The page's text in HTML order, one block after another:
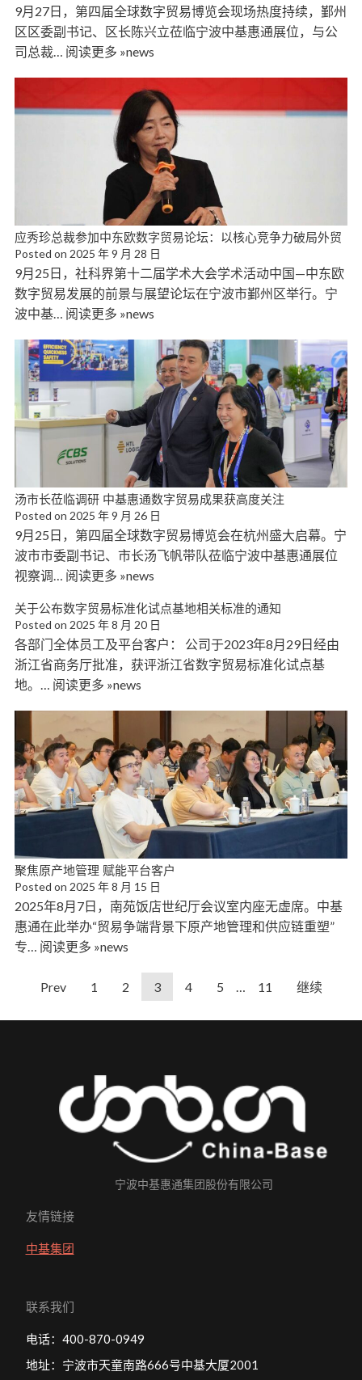
9月27日，第四届全球数字贸易博览会现场热度持续，鄞州
区区委副书记、区长陈兴立莅临宁波中基惠通展位，与公
司总裁… 阅读更多 »news
应秀珍总裁参加中东欧数字贸易论坛：以核心竞争力破局外贸
Posted on 2025 年 9 月 28 日
9月25日，社科界第十二届学术大会学术活动中国—中东欧
数字贸易发展的前景与展望论坛在宁波市鄞州区举行。宁
波中基… 阅读更多 »news
汤市长莅临调研 中基惠通数字贸易成果获高度关注
Posted on 2025 年 9 月 26 日
9月25日，第四届全球数字贸易博览会在杭州盛大启幕。宁
波市市委副书记、市长汤飞帆带队莅临宁波中基惠通展位
视察调… 阅读更多 »news
关于公布数字贸易标准化试点基地相关标准的通知
Posted on 2025 年 8 月 20 日
各部门全体员工及平台客户： 公司于2023年8月29日经由
浙江省商务厅批准，获评浙江省数字贸易标准化试点基
地。… 阅读更多 »news
聚焦原产地管理 赋能平台客户
Posted on 2025 年 8 月 15 日
2025年8月7日，南苑饭店世纪厅会议室内座无虚席。中基
惠通在此举办“贸易争端背景下原产地管理和供应链重塑”
专… 阅读更多 »news
Prev 1 2 3 4 5 11 继续
宁波中基惠通集团股份有限公司
友情链接
中基集团
联系我们
电话：400-870-0949
地址：宁波市天童南路666号中基大厦2001